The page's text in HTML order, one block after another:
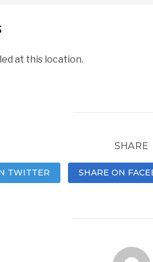
at this location.
SHARE
TWITTER SHARE ON